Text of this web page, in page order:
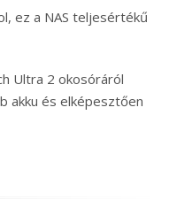
ez a NAS teljesértékű
Ultra 2 okosóráról
akku és elképesztően